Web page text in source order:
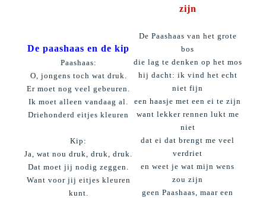
De paashaas en de kip
Paashaas:
O, jongens toch wat druk.
Er moet nog veel gebeuren.
Ik moet alleen vandaag al.
Driehonderd eitjes kleuren
Kip:
Ja, wat nou druk, druk, druk.
Dat moet jij nodig zeggen.
Want voor jij eitjes kleuren
kunt.
zijn
De Paashaas van het grote
bos
die lag te denken op het mos
hij dacht: ik vind het echt
niet fijn
een haasje met een ei te zijn
want lekker rennen lukt me
niet
dat ei dat brengt me veel
verdriet
en weet je wat mijn wens
zou zijn
geen Paashaas, maar een